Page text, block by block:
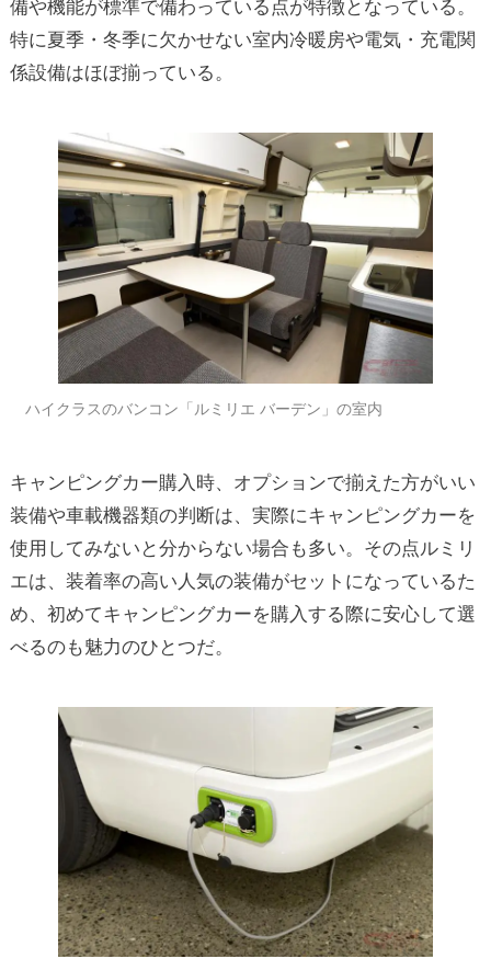
備や機能が標準で備わっている点が特徴となっている。
特に夏季・冬季に欠かせない室内冷暖房や電気・充電関
係設備はほぼ揃っている。
ハイクラスのバンコン「ルミリエ バーデン」の室内
キャンピングカー購入時、オプションで揃えた方がいい
装備や車載機器類の判断は、実際にキャンピングカーを
使用してみないと分からない場合も多い。その点ルミリ
エは、装着率の高い人気の装備がセットになっているた
め、初めてキャンピングカーを購入する際に安心して選
べるのも魅力のひとつだ。